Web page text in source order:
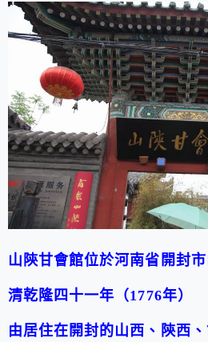
山陝甘會館位於河南省開封
清乾隆四十一年（1776年）
由居住在開封的山西、陝西